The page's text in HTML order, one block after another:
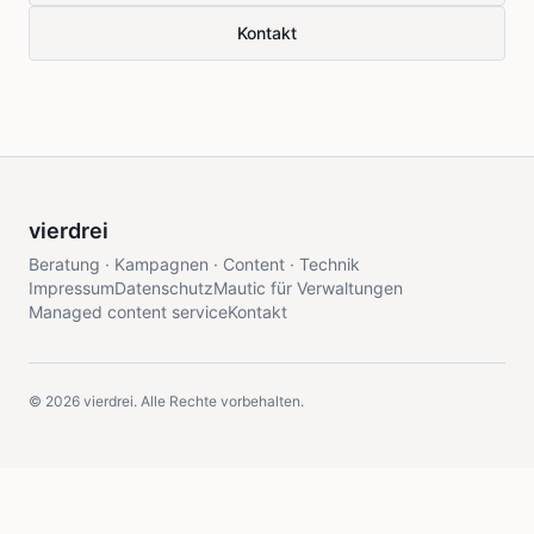
Kontakt
vierdrei
Beratung · Kampagnen · Content · Technik
ImpressumDatenschutzMautic für Verwaltungen
Managed content serviceKontakt
© 2026 vierdrei. Alle Rechte vorbehalten.